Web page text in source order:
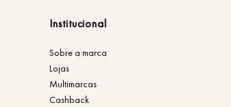
Institucional
Sobre a marca
Lojas
Multimarcas
Cashback